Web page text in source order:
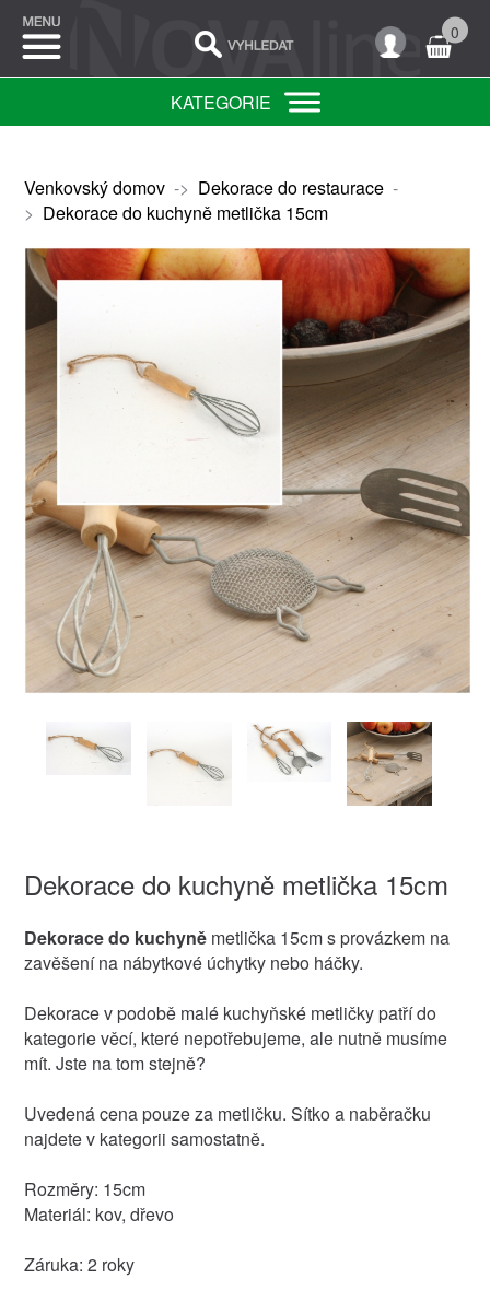
0
KATEGORIE
Venkovský domov-> Dekorace do restaurace-
> Dekorace do kuchyně metlička 15cm
Dekorace do kuchyně metlička 15cm
Dekorace do kuchyněmetlička 15cm s provázkem na
zavěšení na nábytkové úchytky nebo háčky.
Dekorace v podobě malé kuchyňské metličky patří do
kategorie věcí, které nepotřebujeme, ale nutně musíme
mít. Jste na tom stejně?
Uvedená cena pouze za metličku. Sítko a naběračku
najdete v kategorii samostatně.
Rozměry: 15cm
Materiál: kov, dřevo
Záruka: 2 roky